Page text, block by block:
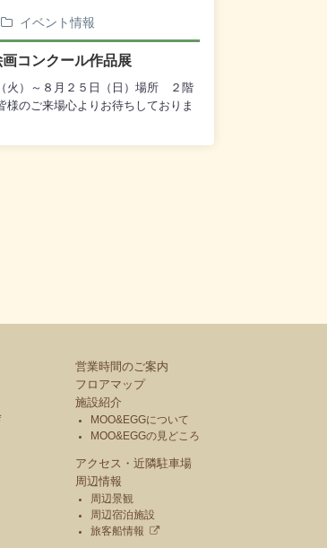
イベント情報
コンクール作品展
火）～８月２５日（日）場所 ２階
様のご来場心よりお待ちしておりま
営業時間のご案内
フロアマップ
施設紹介
MOO&EGGについて
MOO&EGGの見どころ
アクセス・近隣駐車場
周辺情報
周辺景観
周辺宿泊施設
旅客船情報